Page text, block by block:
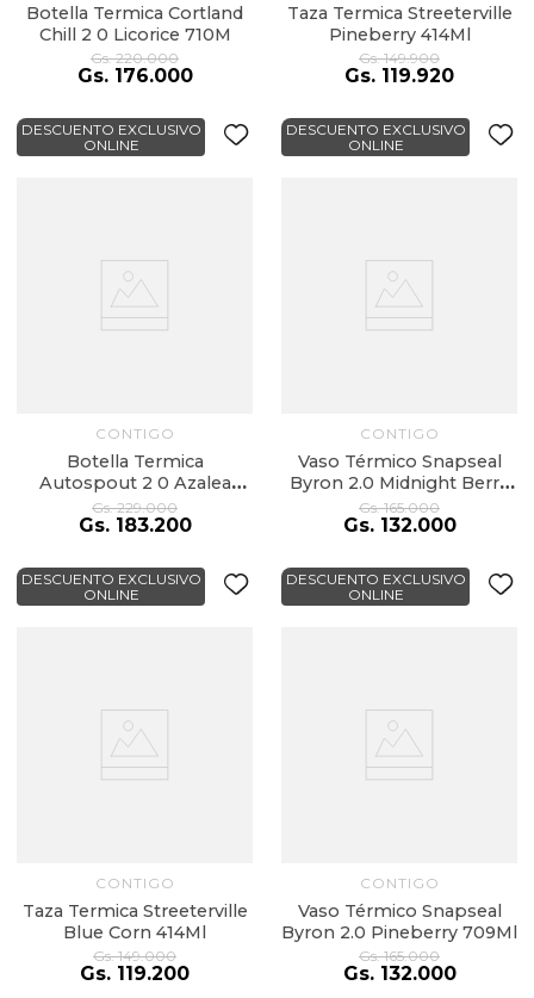
Botella Termica Cortland
Chill 2 0 Licorice 710M
Gs. 220.000
Gs. 176.000
Taza Termica Streeterville
Pineberry 414Ml
Gs. 149.900
Gs. 119.920
DESCUENTO EXCLUSIVO
ONLINE
CONTIGO
Botella Termica
Autospout 2 0 Azalea
709Ml
Gs. 229.000
Gs. 183.200
DESCUENTO EXCLUSIVO
ONLINE
CONTIGO
Vaso Térmico Snapseal
Byron 2.0 Midnight Berry
709Ml
Gs. 165.000
Gs. 132.000
DESCUENTO EXCLUSIVO
ONLINE
CONTIGO
Taza Termica Streeterville
Blue Corn 414Ml
Gs. 149.000
Gs. 119.200
DESCUENTO EXCLUSIVO
ONLINE
CONTIGO
Vaso Térmico Snapseal
Byron 2.0 Pineberry 709Ml
Gs. 165.000
Gs. 132.000